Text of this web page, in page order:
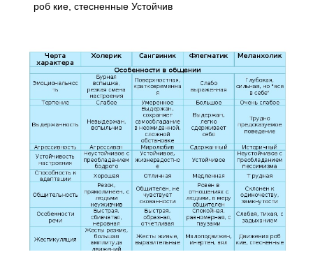
роб кие, стесненные Устойчив